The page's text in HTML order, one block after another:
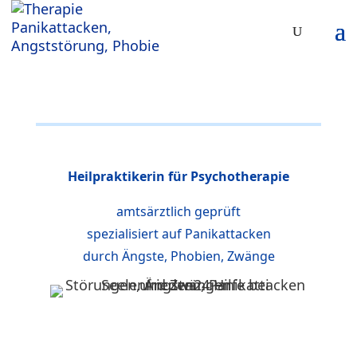
Heilpraktikerin für Psychotherapie
amtsärztlich geprüft
spezialisiert auf Panikattacken
durch Ängste, Phobien, Zwänge